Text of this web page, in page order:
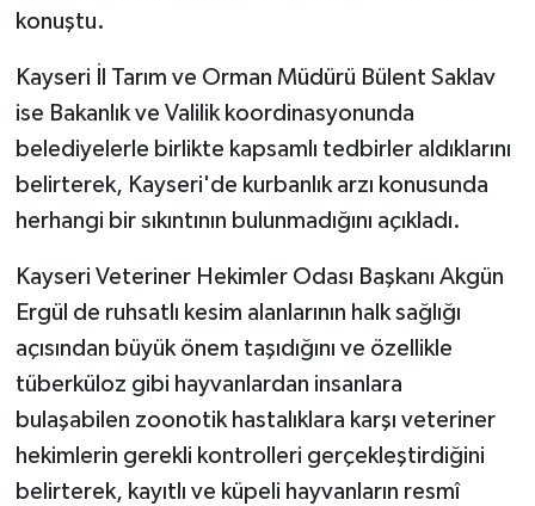
konuştu.
Kayseri İl Tarım ve Orman Müdürü Bülent Saklav
ise Bakanlık ve Valilik koordinasyonunda
belediyelerle birlikte kapsamlı tedbirler aldıklarını
belirterek, Kayseri'de kurbanlık arzı konusunda
herhangi bir sıkıntının bulunmadığını açıkladı.
Kayseri Veteriner Hekimler Odası Başkanı Akgün
Ergül de ruhsatlı kesim alanlarının halk sağlığı
açısından büyük önem taşıdığını ve özellikle
tüberküloz gibi hayvanlardan insanlara
bulaşabilen zoonotik hastalıklara karşı veteriner
hekimlerin gerekli kontrolleri gerçekleştirdiğini
belirterek, kayıtlı ve küpeli hayvanların resmî